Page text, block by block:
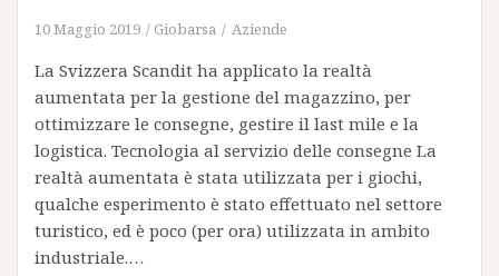
10 Maggio 2019 Giobarsa Aziende
La Svizzera Scandit ha applicato la realtà
aumentata per la gestione del magazzino, per
ottimizzare le consegne, gestire il last mile e la
logistica. Tecnologia al servizio delle consegne La
realtà aumentata è stata utilizzata per i giochi,
qualche esperimento è stato effettuato nel settore
turistico, ed è poco (per ora) utilizzata in ambito
industriale.…